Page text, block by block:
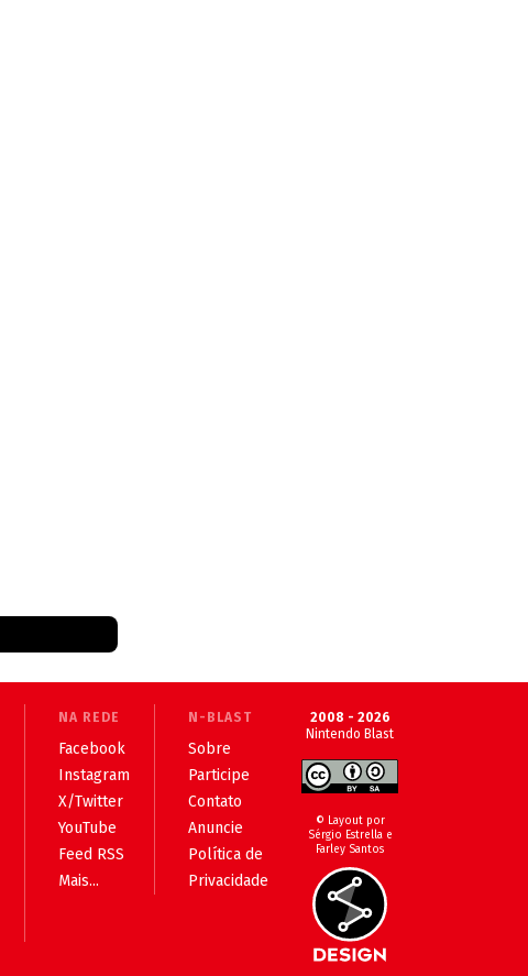
NA REDE
Facebook
Instagram
X/Twitter
YouTube
Feed RSS
Mais...
N-BLAST
Sobre
Participe
Contato
Anuncie
Política de
Privacidade
2008 - 2026
Nintendo Blast
© Layout por
Sérgio Estrella e
Farley Santos